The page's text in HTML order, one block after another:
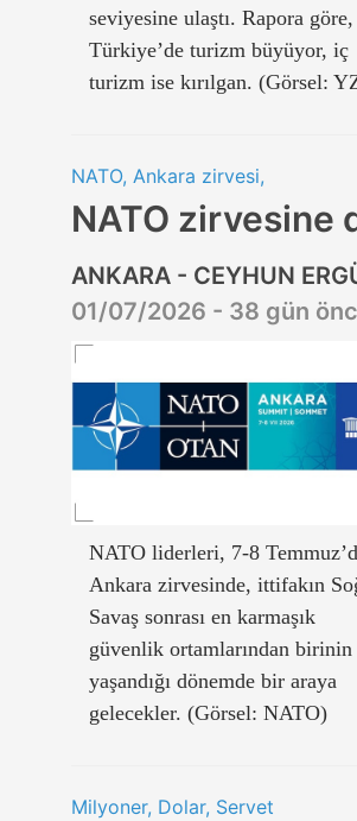
seviyesine ulaştı. Rapora göre,
Türkiye’de turizm büyüyor, iç
turizm ise kırılgan. (Görsel:
NATO, Ankara zirvesi,
NATO zirvesine
ANKARA - CEYHUN
01/07/2026 - 38 gün
NATO liderleri, 7-8
Ankara zirvesinde, ittifakın
Savaş sonrası en karmaşık
güvenlik ortamlarından birinin
yaşandığı dönemde bir araya
gelecekler. (Görsel: NATO)
Milyoner, Dolar, Servet